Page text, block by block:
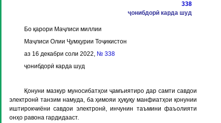
338
ҷонибдорӣ карда шуд
Бо қарори Маҷлиси миллии
Маҷлиси Олии Ҷумҳурии Тоҷикистон
аз 16 декабри соли 2022, № 338
ҷонибдорӣ карда шуд
Қонуни мазкур муносибатҳои ҷамъиятиро дар самти савдои
электронӣ танзим намуда, ба ҳимояи ҳуқуқу манфиатҳои қонунии
иштирокчиёни савдои электронӣ, инчунин таъмини фаъолияти
онҳо равона гардидааст.